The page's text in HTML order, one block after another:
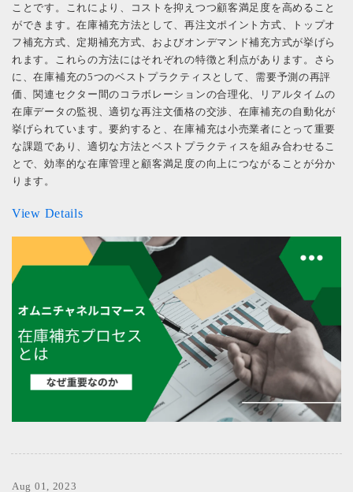
ことです。これにより、コストを抑えつつ顧客満足度を高めること
ができます。在庫補充方法として、再注文ポイント方式、トップオ
フ補充方式、定期補充方式、およびオンデマンド補充方式が挙げら
れます。これらの方法にはそれぞれの特徴と利点があります。さら
に、在庫補充の5つのベストプラクティスとして、需要予測の再評
価、関連セクター間のコラボレーションの合理化、リアルタイムの
在庫データの監視、適切な再注文価格の交渉、在庫補充の自動化が
挙げられています。要約すると、在庫補充は小売業者にとって重要
な課題であり、適切な方法とベストプラクティスを組み合わせるこ
とで、効率的な在庫管理と顧客満足度の向上につながることが分か
ります。
View Details
Aug 01, 2023